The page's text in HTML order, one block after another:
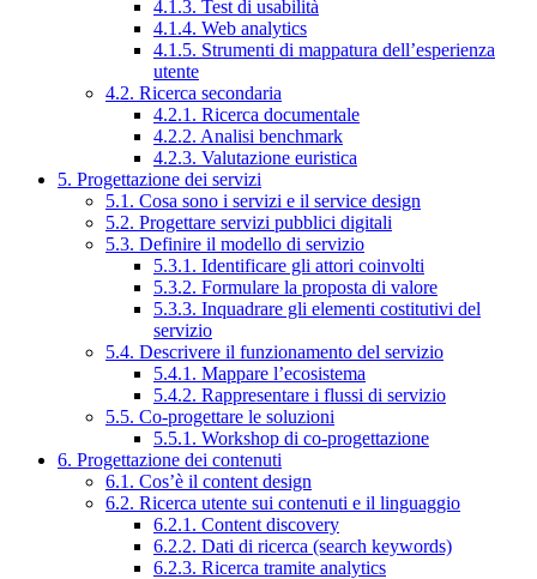
4.1.3. Test di usabilità
4.1.4. Web analytics
4.1.5. Strumenti di mappatura dell’esperienza
utente
4.2. Ricerca secondaria
4.2.1. Ricerca documentale
4.2.2. Analisi benchmark
4.2.3. Valutazione euristica
5. Progettazione dei servizi
5.1. Cosa sono i servizi e il service design
5.2. Progettare servizi pubblici digitali
5.3. Definire il modello di servizio
5.3.1. Identificare gli attori coinvolti
5.3.2. Formulare la proposta di valore
5.3.3. Inquadrare gli elementi costitutivi del
servizio
5.4. Descrivere il funzionamento del servizio
5.4.1. Mappare l’ecosistema
5.4.2. Rappresentare i flussi di servizio
5.5. Co-progettare le soluzioni
5.5.1. Workshop di co-progettazione
6. Progettazione dei contenuti
6.1. Cos’è il content design
6.2. Ricerca utente sui contenuti e il linguaggio
6.2.1. Content discovery
6.2.2. Dati di ricerca (search keywords)
6.2.3. Ricerca tramite analytics